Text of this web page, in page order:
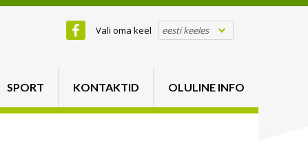
Vali oma keel eesti keeles
SPORT KONTAKTID OLULINE INFO